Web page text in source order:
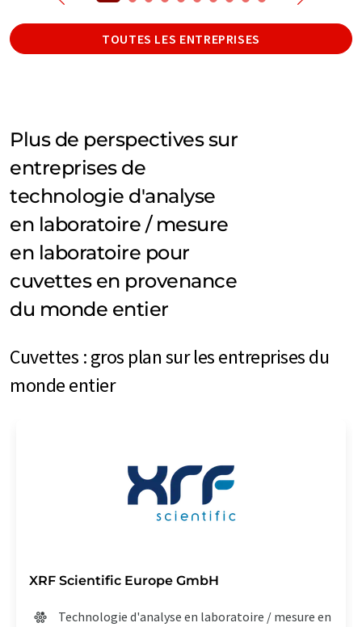
TOUTES LES ENTREPRISES
Plus de perspectives sur
entreprises de
technologie d'analyse
en laboratoire / mesure
en laboratoire pour
cuvettes en provenance
du monde entier
Cuvettes : gros plan sur les entreprises du
monde entier
XRF Scientific Europe GmbH
Technologie d'analyse en laboratoire / mesure en